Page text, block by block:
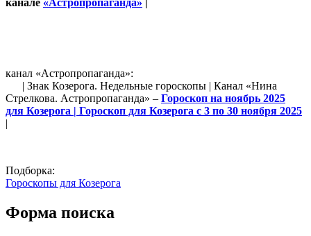
канале «Астропропаганда»
канал «Астропропаганда»:
| Знак Козерога. Недельные гороскопы | Канал «Нина
Стрелкова. Астропропаганда» – Гороскоп на ноябрь 2025
для Козерога | Гороскоп для Козерога с 3 по 30 ноября 2025
|
Подборка:
Гороскопы для Козерога
Форма поиска